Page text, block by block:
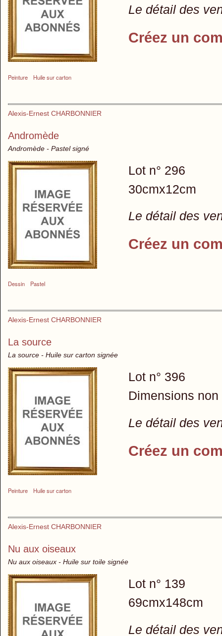
Peinture Huile sur carton
Le détail des
Créez un
Alexis-Ernest CHARBONNIER
Andromède
Andromède - Pastel signé
Dessin Pastel
Lot n° 296
30cmx12cm
Le détail des
Créez un
Alexis-Ernest CHARBONNIER
La source
La source - Huile sur carton signée
Peinture Huile sur carton
Lot n° 396
Dimensions
Le détail des
Créez un
Alexis-Ernest CHARBONNIER
Nu aux oiseaux
Nu aux oiseaux - Huile sur toile signée
Lot n° 139
69cmx148cm
Le détail des